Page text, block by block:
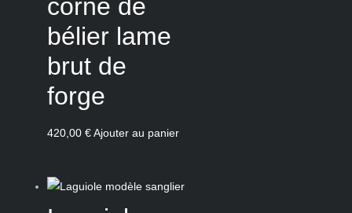
corne de
bélier lame
brut de
forge
420,00 €Ajouter au panier